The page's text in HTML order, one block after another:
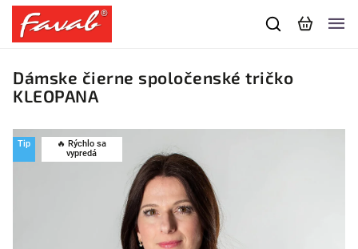
Dámske čierne spoločenské tričko
KLEOPANA
Tip
🔥 Rýchlo sa
vypredá